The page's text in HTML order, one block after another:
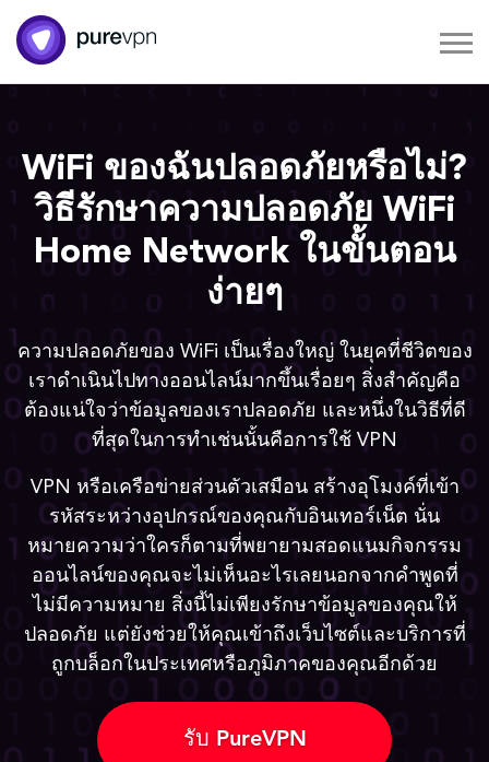
WiFi ของฉันปลอดภัยหรือไม่?
วิธีรักษาความปลอดภัย WiFi
Home Network ในขั้นตอน
ง่ายๆ
ความปลอดภัยของ WiFi เป็นเรื่องใหญ่ ในยุคที่ชีวิตของ
เราดำเนินไปทางออนไลน์มากขึ้นเรื่อยๆ สิ่งสำคัญคือ
ต้องแน่ใจว่าข้อมูลของเราปลอดภัย และหนึ่งในวิธีที่ดี
ที่สุดในการทำเช่นนั้นคือการใช้ VPN
VPN หรือเครือข่ายส่วนตัวเสมือน สร้างอุโมงค์ที่เข้า
รหัสระหว่างอุปกรณ์ของคุณกับอินเทอร์เน็ต นั่น
หมายความว่าใครก็ตามที่พยายามสอดแนมกิจกรรม
ออนไลน์ของคุณจะไม่เห็นอะไรเลยนอกจากคำพูดที่
ไม่มีความหมาย สิ่งนี้ไม่เพียงรักษาข้อมูลของคุณให้
ปลอดภัย แต่ยังช่วยให้คุณเข้าถึงเว็บไซต์และบริการที่
ถูกบล็อกในประเทศหรือภูมิภาคของคุณอีกด้วย
รับ PureVPN